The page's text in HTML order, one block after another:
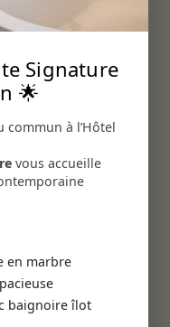
Signature
🌟
à l’Hôtel
vous accueille
en marbre
baignoire îlot